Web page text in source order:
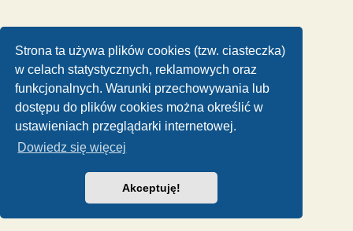
Strona ta używa plików cookies (tzw. ciasteczka)
w celach statystycznych, reklamowych oraz
funkcjonalnych. Warunki przechowywania lub
dostępu do plików cookies można określić w
ustawieniach przeglądarki internetowej.
Dowiedz się więcej
Akceptuję!